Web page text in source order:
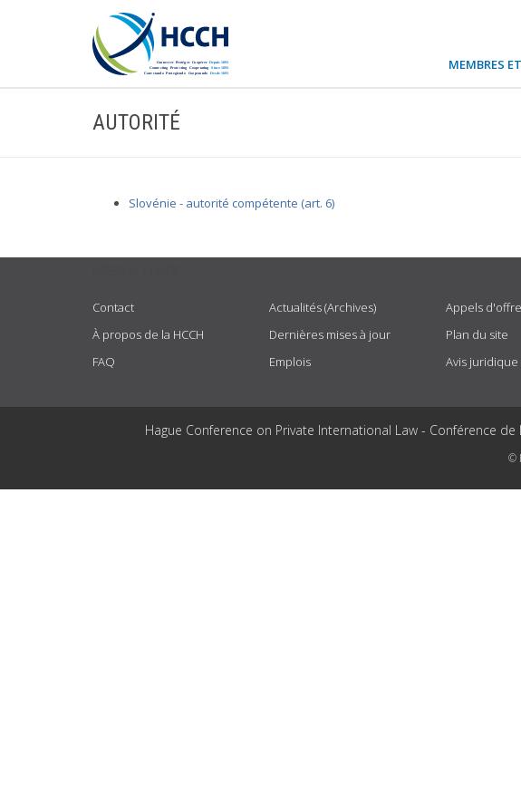
MEMBRES
AUTORITÉ
Slovénie - autorité compétente (art. 6)
Contact
À propos de la HCCH
FAQ
Actualités (Archives)
Dernières mises à jour
Emplois
Appels
Plan du site
Avis juridique
Hague Conference on Private International Law - Conférence
©